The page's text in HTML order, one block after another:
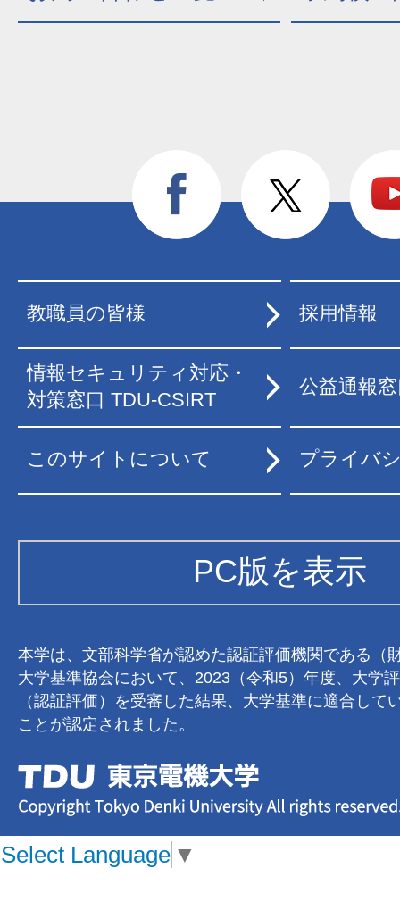
教職員の皆様 採用情報
情報セキュリティ対応・
対策窓口 TDU-CSIRT
公益通報
このサイトについて プライバ
PC版を表示
本学は、文部科学省が認めた認証評価機関である（
大学基準協会において、2023（令和5）年度、大学
（認証評価）を受審した結果、大学基準に適合して
ことが認定されました。
Select Language ▼